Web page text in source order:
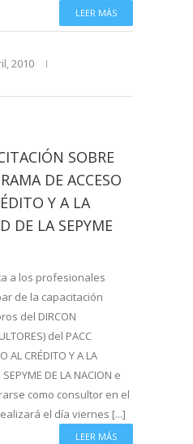
LEER MÁS
2010
SOBRE
DE ACCESO
Y A LA
DE LA SEPYME
a los profesionales
de la capacitación
del DIRCON
del PACC
AL CRÉDITO Y A LA
DE LA NACION e
como consultor en el
el día viernes [...]
LEER MÁS